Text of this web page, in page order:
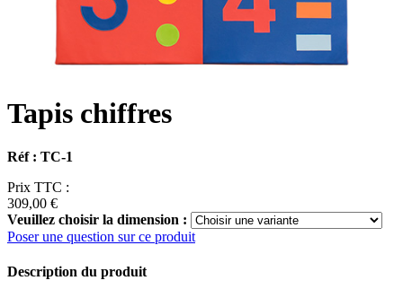
Tapis chiffres
Réf : TC-1
Prix TTC :
309,00 €
Veuillez choisir la dimension :
Poser une question sur ce produit
Description du produit